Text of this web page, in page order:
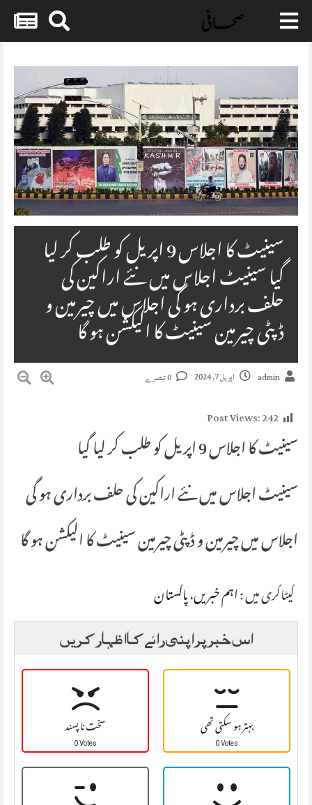
Skip
content
سینیٹ کا اجلاس 9 اپریل کو طلب کر لیا
گیا سینیٹ اجلاس میں نئے اراکین کی
حلف برداری ہو گی اجلاس میں چیرمین و
ڈپٹی چیرمین سینیٹ کا الیکشن ہو گا
admin اپریل 7, 2024
Post Views:242
سینیٹ کا اجلاس 9 اپریل کو طلب کر لیا گیا
سینیٹ اجلاس میں نئے اراکین کی حلف برداری ہو گی
اجلاس میں چیرمین و ڈپٹی چیرمین سینیٹ کا الیکشن ہو گا
کیٹاگری میں :اہم خبریں،پاکستان
اس خبر پر اپنی رائے کا اظہار کریں
سخت نا پسند
0 Votes بہتر ہو سکتی تھی
0 Votes